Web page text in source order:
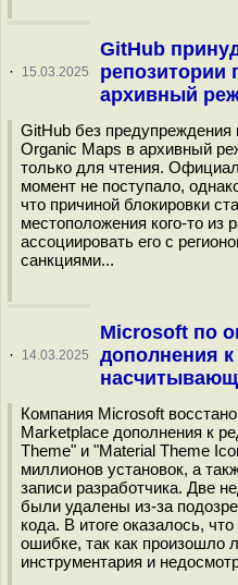
· 15.03.2025
GitHub
репозитории
архивный
GitHub без предупреждения
Organic Maps в архивный
только для чтения.
момент не поступало,
что причиной блокировки
местоположения кого-то из
ассоциировать его с
санкциями...
· 14.03.2025
Microsoft по
дополнения к
Компания Microsoft
Marketplace дополнения к
Theme" и "Material Theme
миллионов установок, а
записи разработчика. Две
были удалены из-за
кода. В итоге оказалось,
ошибке, так как произошло
инструментария и